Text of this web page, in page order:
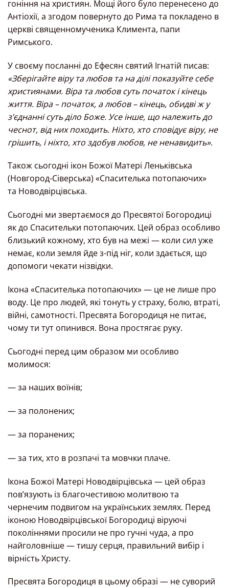
гоніння на християн. Мощі його було перенесено до
Антіохії, а згодом повернуто до Рима та покладено в
церкві священномученика Климента, папи
Римського.
У своєму посланні до Ефесян святий Ігнатій писав:
«Зберігайте віру та любов та на ділі показуйте себе
християнами. Віра та любов суть початок і кінець
життя. Віра – початок, а любов – кінець, обидві ж у
з’єднанні суть діло Боже. Усе інше, що належить до
чеснот, від них походить. Ніхто, хто сповідує віру, не
грішить, і ніхто, хто здобув любов, не ненавидить».
Також сьогодні ікон Божої Матері Леньківська
(Новгород-Сіверська) «Спасителька потопаючих»
та Новодвірцівська.
Сьогодні ми звертаємося до Пресвятої Богородиці
як до Спасительки потопаючих. Цей образ особливо
близький кожному, хто був на межі — коли сил уже
немає, коли земля йде з-під ніг, коли здається, що
допомоги чекати нізвідки.
Ікона «Спасителька потопаючих» — це не лише про
воду. Це про людей, які тонуть у страху, болю, втраті,
війні, самотності. Пресвята Богородиця не питає,
чому ти тут опинився. Вона простягає руку.
Сьогодні перед цим образом ми особливо
молимося:
— за наших воїнів;
— за полонених;
— за поранених;
— за тих, хто в розпачі та мовчки плаче.
Ікона Божої Матері Новодвірцівська — цей образ
пов’язують із благочестивою молитвою та
чернечим подвигом на українських землях. Перед
іконою Новодвірцівської Богородиці віруючі
поколіннями просили не про гучні чуда, а про
найголовніше — тишу серця, правильний вибір і
вірність Христу.
Пресвята Богородиця в цьому образі — не суворий